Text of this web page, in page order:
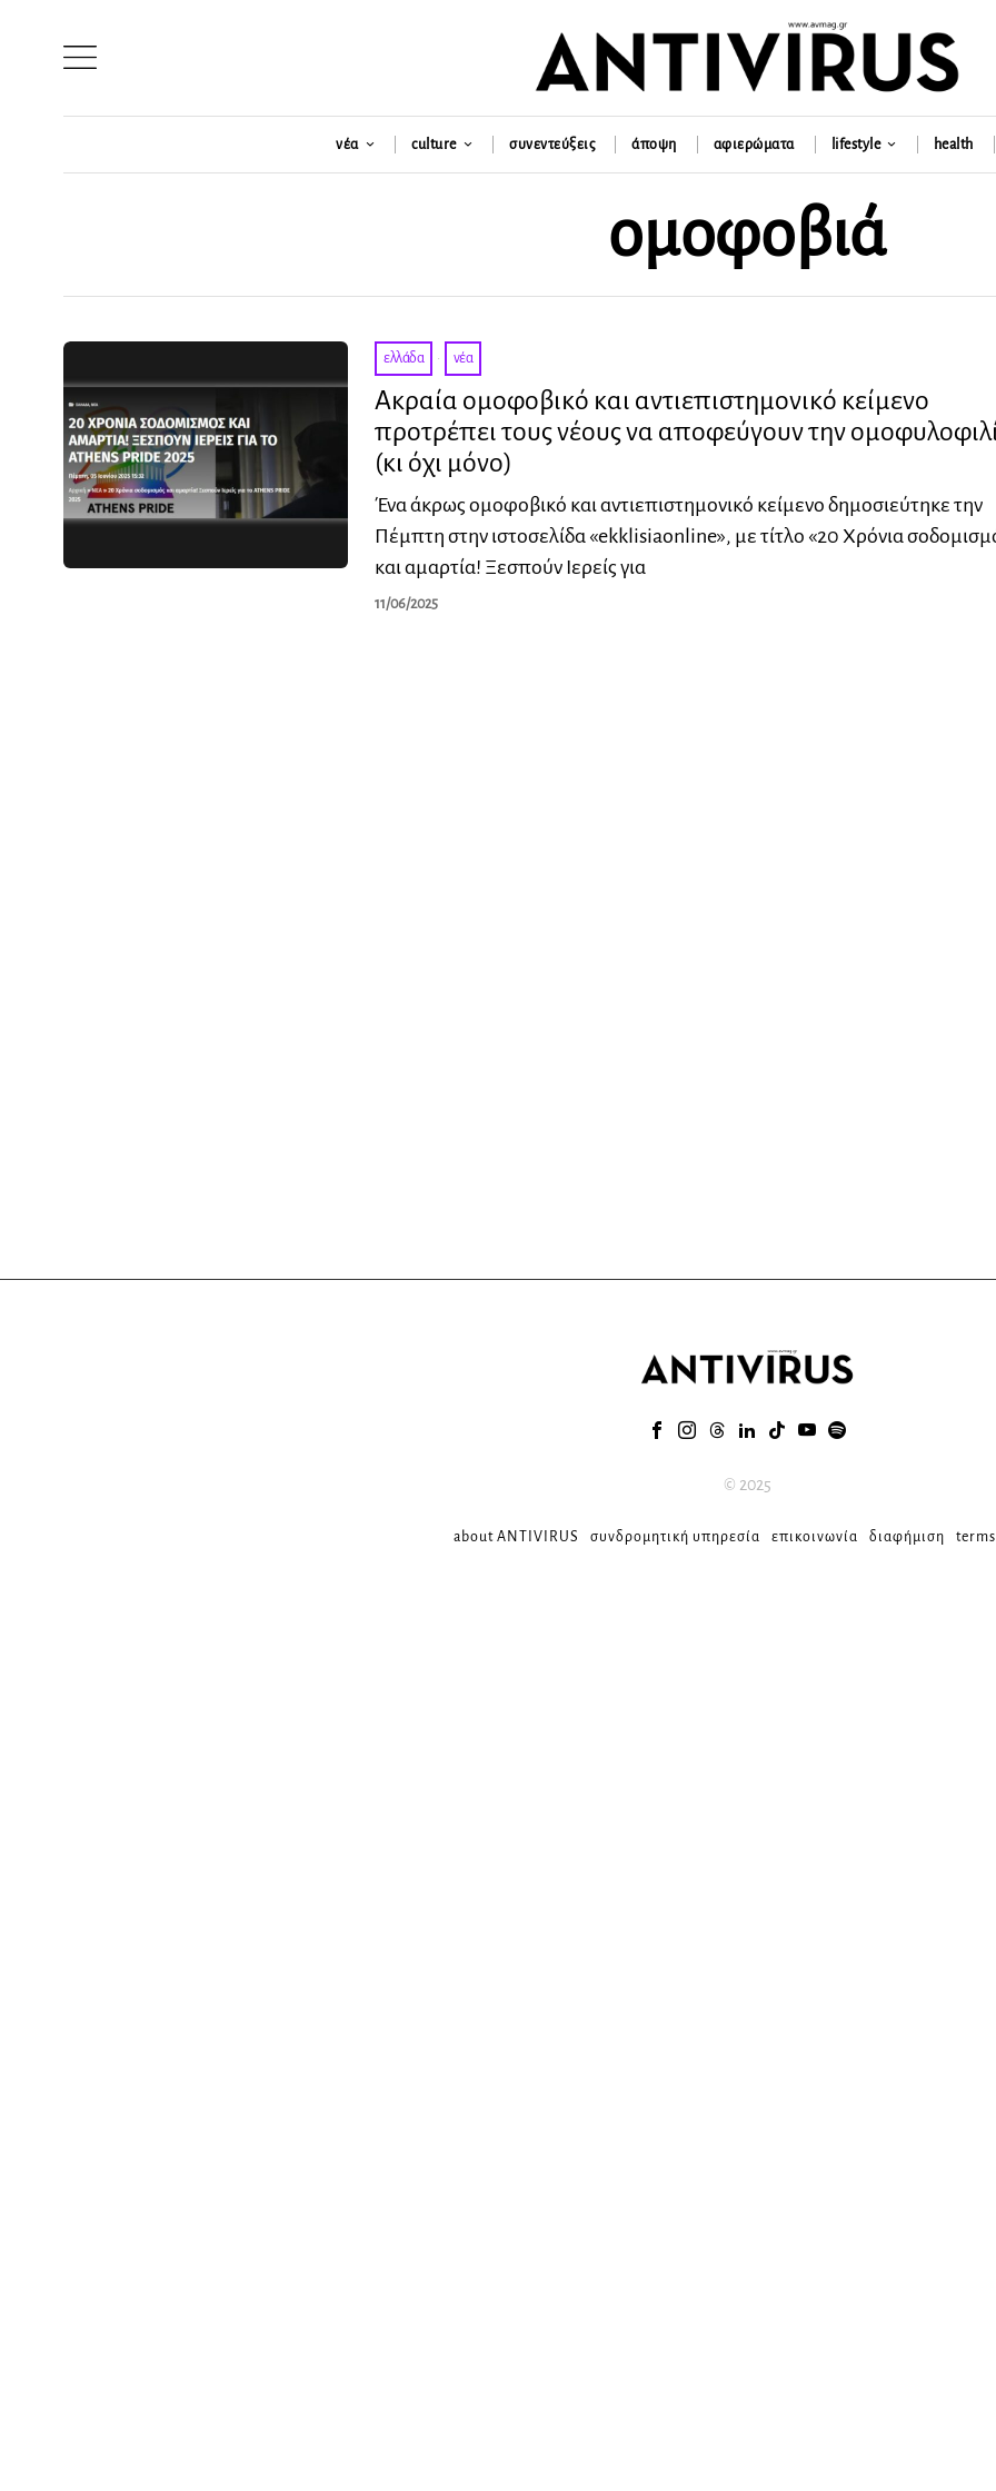
νέα culture συνεντεύξεις άποψη αφιερώματα lifestyle health
ομοφοβιά
ελλάδα · νέα
Ακραία ομοφοβικό και αντιεπιστημονικό κείμενο
προτρέπει τους νέους να αποφεύγουν την
(κι όχι μόνο)
Ένα άκρως ομοφοβικό και αντιεπιστημονικό κείμενο δημοσιεύτηκε την
Πέμπτη στην ιστοσελίδα «ekklisiaonline», με τίτλο «20 Χρόνια
και αμαρτία! Ξεσπούν Ιερείς για
11/06/2025
© 2025
about ANTIVIRUS συνδρομητική υπηρεσία επικοινωνία διαφήμιση